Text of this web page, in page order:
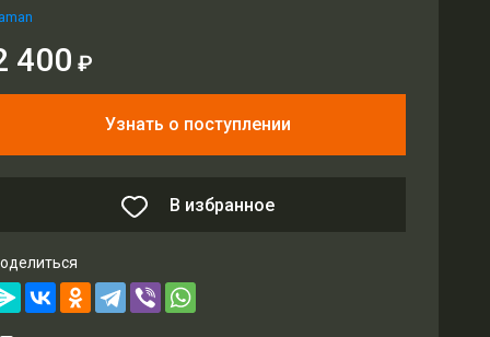
400 ₽
Узнать о поступлении
В избранное